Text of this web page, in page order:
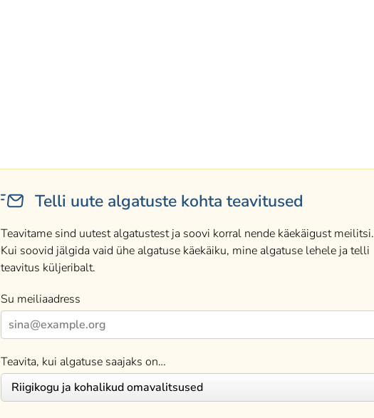
Telli uute algatuste kohta teavitused
Teavitame sind uutest algatustest ja soovi korral nende käekäigust meilitsi.
Kui soovid jälgida vaid ühe algatuse käekäiku, mine algatuse lehele ja telli
teavitus küljeribalt.
Su meiliaadress
Teavita, kui algatuse saajaks on…